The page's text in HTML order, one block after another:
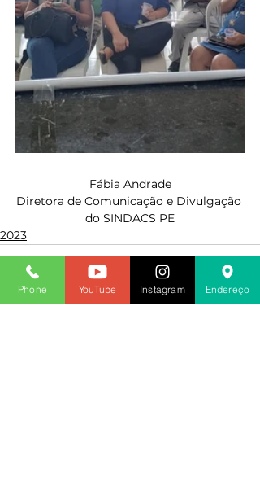
Fábia Andrade
Diretora de Comunicação e Divulgação
do SINDACS PE
2023
Phone YouTube Instagram Endereço